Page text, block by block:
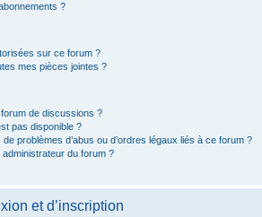
?
sur ce forum ?
mes pièces jointes ?
de discussions ?
pas disponible ?
problèmes d’abus ou d’ordres légaux liés à ce forum ?
du forum ?
et d’inscription